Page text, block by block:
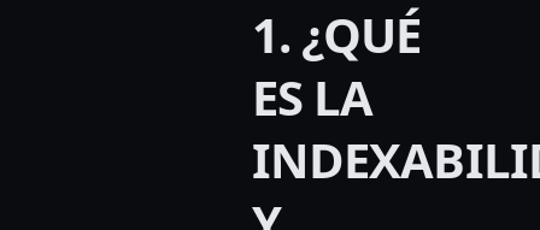
1. ¿QUÉ
ES LA